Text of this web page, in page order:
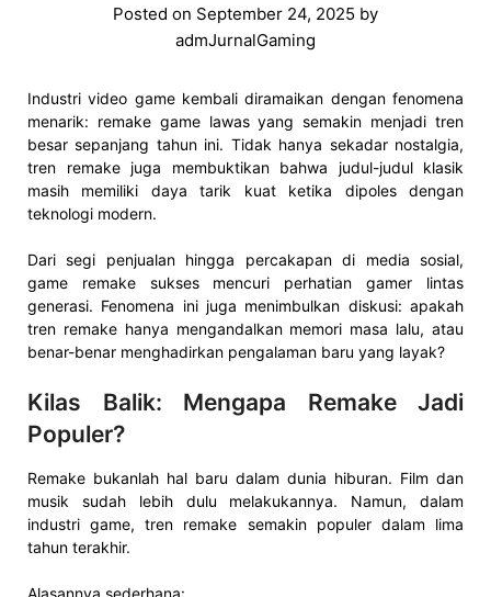
Posted on September 24, 2025 by
admJurnalGaming
Industri video game kembali diramaikan dengan fenomena
menarik: remake game lawas yang semakin menjadi tren
besar sepanjang tahun ini. Tidak hanya sekadar nostalgia,
tren remake juga membuktikan bahwa judul-judul klasik
masih memiliki daya tarik kuat ketika dipoles dengan
teknologi modern.
Dari segi penjualan hingga percakapan di media sosial,
game remake sukses mencuri perhatian gamer lintas
generasi. Fenomena ini juga menimbulkan diskusi: apakah
tren remake hanya mengandalkan memori masa lalu, atau
benar-benar menghadirkan pengalaman baru yang layak?
Kilas Balik: Mengapa Remake Jadi
Populer?
Remake bukanlah hal baru dalam dunia hiburan. Film dan
musik sudah lebih dulu melakukannya. Namun, dalam
industri game, tren remake semakin populer dalam lima
tahun terakhir.